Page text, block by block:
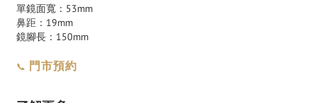
單鏡面寬：53mm
鼻距：19mm
鏡腳長：150mm
📞 門市預約